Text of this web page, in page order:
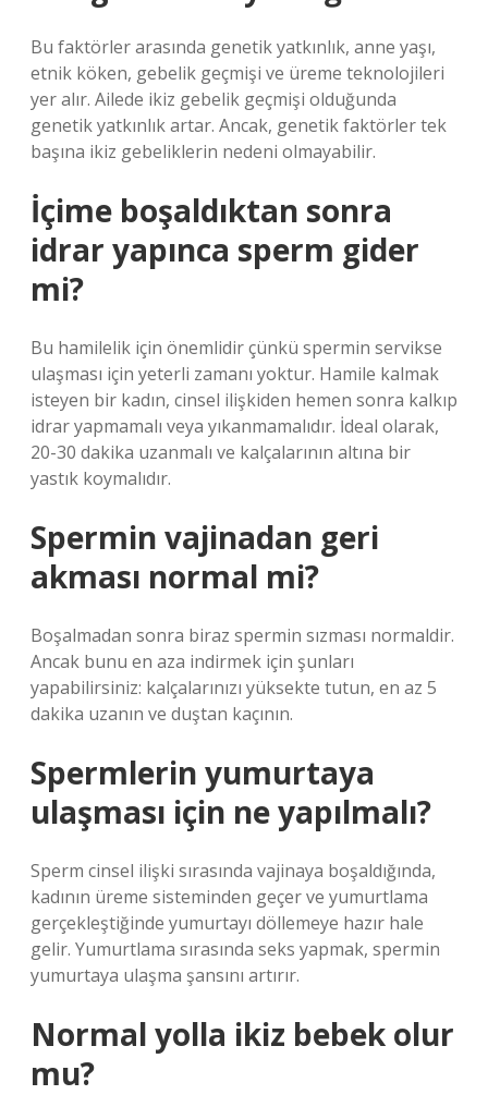
Bu faktörler arasında genetik yatkınlık, anne yaşı,
etnik köken, gebelik geçmişi ve üreme teknolojileri
yer alır. Ailede ikiz gebelik geçmişi olduğunda
genetik yatkınlık artar. Ancak, genetik faktörler tek
başına ikiz gebeliklerin nedeni olmayabilir.
İçime boşaldıktan sonra
idrar yapınca sperm gider
mi?
Bu hamilelik için önemlidir çünkü spermin servikse
ulaşması için yeterli zamanı yoktur. Hamile kalmak
isteyen bir kadın, cinsel ilişkiden hemen sonra kalkıp
idrar yapmamalı veya yıkanmamalıdır. İdeal olarak,
20-30 dakika uzanmalı ve kalçalarının altına bir
yastık koymalıdır.
Spermin vajinadan geri
akması normal mi?
Boşalmadan sonra biraz spermin sızması normaldir.
Ancak bunu en aza indirmek için şunları
yapabilirsiniz: kalçalarınızı yüksekte tutun, en az 5
dakika uzanın ve duştan kaçının.
Spermlerin yumurtaya
ulaşması için ne yapılmalı?
Sperm cinsel ilişki sırasında vajinaya boşaldığında,
kadının üreme sisteminden geçer ve yumurtlama
gerçekleştiğinde yumurtayı döllemeye hazır hale
gelir. Yumurtlama sırasında seks yapmak, spermin
yumurtaya ulaşma şansını artırır.
Normal yolla ikiz bebek olur
mu?